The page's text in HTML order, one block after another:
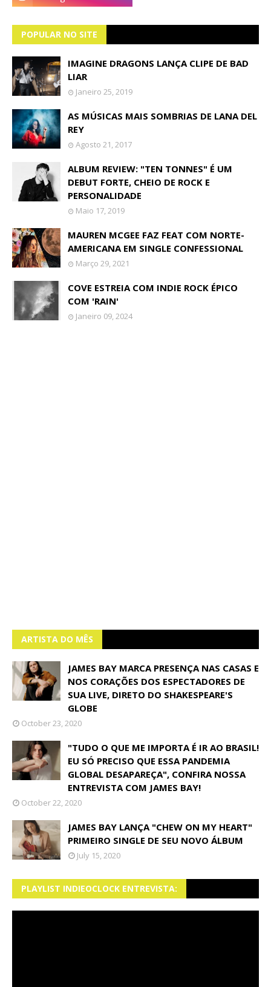
POPULAR NO SITE
IMAGINE DRAGONS LANÇA CLIPE DE BAD
LIAR
Janeiro 25, 2019
AS MÚSICAS MAIS SOMBRIAS DE LANA DEL
REY
Agosto 21, 2017
ALBUM REVIEW: "TEN TONNES" É UM
DEBUT FORTE, CHEIO DE ROCK E
PERSONALIDADE
Maio 17, 2019
MAUREN MCGEE FAZ FEAT COM NORTE-
AMERICANA EM SINGLE CONFESSIONAL
Março 29, 2021
COVE ESTREIA COM INDIE ROCK ÉPICO
COM 'RAIN'
Janeiro 09, 2024
ARTISTA DO MÊS
JAMES BAY MARCA PRESENÇA NAS CASAS E
NOS CORAÇÕES DOS ESPECTADORES DE
SUA LIVE, DIRETO DO SHAKESPEARE'S
GLOBE
October 23, 2020
"TUDO O QUE ME IMPORTA É IR AO BRASIL!
EU SÓ PRECISO QUE ESSA PANDEMIA
GLOBAL DESAPAREÇA", CONFIRA NOSSA
ENTREVISTA COM JAMES BAY!
October 22, 2020
JAMES BAY LANÇA "CHEW ON MY HEART"
PRIMEIRO SINGLE DE SEU NOVO ÁLBUM
July 15, 2020
PLAYLIST INDIEOCLOCK ENTREVISTA: